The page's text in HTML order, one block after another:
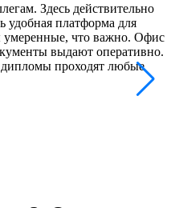
Здесь действительно
платформа для
умеренные, что важно. Офис
выдают оперативно.
проходят любые